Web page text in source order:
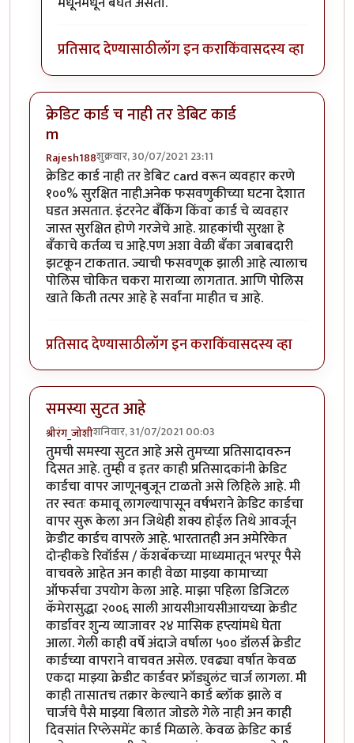
प्रतिसाद देण्यासाठीलॉग इन कराकिंवासदस्य व्हा
क्रेडिट कार्ड च नाही तर डेबिट कार्ड
m
Rajesh188शुक्रवार, 30/07/2021 23:11
क्रेडिट कार्ड नाही तर डेबिट card वरून व्यवहार करणे
१००% सुरक्षित नाही.अनेक फसवणुकीच्या घटना देशात
घडत असतात. इंटरनेट बँकिंग किंवा कार्ड चे व्यवहार
जास्त सुरक्षित होणे गरजेचे आहे. ग्राहकांची सुरक्षा हे
बँकाचे कर्तव्य च आहे.पण अशा वेळी बँका जबाबदारी
झटकून टाकतात. ज्याची फसवणूक झाली आहे त्यालाच
पोलिस चोकित चकरा माराव्या लागतात. आणि पोलिस
खाते किती तत्पर आहे हे सर्वांना माहीत च आहे.
प्रतिसाद देण्यासाठीलॉग इन कराकिंवासदस्य व्हा
समस्या सुटत आहे
श्रीरंग_जोशीशनिवार, 31/07/2021 00:03
तुमची समस्या सुटत आहे असे तुमच्या प्रतिसादावरुन
दिसत आहे. तुम्ही व इतर काही प्रतिसादकांनी क्रेडिट
कार्डचा वापर जाणूनबुजून टाळतो असे लिहिले आहे. मी
तर स्वतः कमावू लागल्यापासून वर्षभराने क्रेडिट कार्डचा
वापर सुरू केला अन जिथेही शक्य होईल तिथे आवर्जून
क्रेडीट कार्डच वापरले आहे. भारतातही अन अमेरिकेत
दोन्हीकडे रिवॉर्डस / कॅशबॅकच्या माध्यमातून भरपूर पैसे
वाचवले आहेत अन काही वेळा माझ्या कामाच्या
ऑफर्सचा उपयोग केला आहे. माझा पहिला डिजिटल
कॅमेरासुद्धा २००६ साली आयसीआयसीआयच्या क्रेडीट
कार्डावर शुन्य व्याजावर २४ मासिक हप्त्यांमधे घेता
आला. गेली काही वर्षे अंदाजे वर्षाला ५०० डॉलर्स क्रेडीट
कार्डच्या वापराने वाचवत असेल. एवढ्या वर्षात केवळ
एकदा माझ्या क्रेडीट कार्डवर फ्रॉड्युलंट चार्ज लागला. मी
काही तासातच तक्रार केल्याने कार्ड ब्लॉक झाले व
चार्जचे पैसे माझ्या बिलात जोडले गेले नाही अन काही
दिवसांत रिप्लेसमेंट कार्ड मिळाले. केवळ क्रेडिट कार्ड